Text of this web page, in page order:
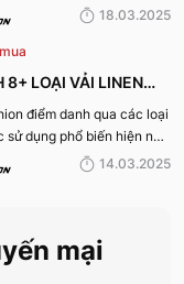
5S Fashion cung cấp
18.03.2025
8+ LOẠI VẢI LINEN
HIỆN NAY
điểm danh qua các loại
sử dụng phổ biến hiện nay
cũng như ưu nhược điểm
14.03.2025
mại